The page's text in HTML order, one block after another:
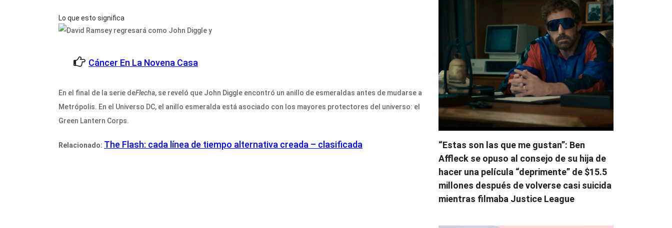
Lo que esto significa
Cáncer En La Novena Casa
En el final de la serie deFlecha, se reveló que John Diggle encontró un anillo de esmeraldas antes de mudarse a
Metrópolis. En el Universo DC, el anillo esmeralda está asociado con los mayores protectores del universo: el
Green Lantern Corps.
Relacionado: The Flash: cada línea de tiempo alternativa creada – clasificada
“Estas son las que me gustan”: Ben
Affleck se opuso al consejo de su hija de
hacer una película “deprimente” de $15.5
millones después de volverse casi suicida
mientras filmaba Justice League